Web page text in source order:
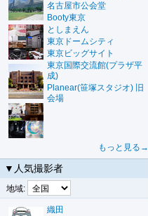
名古屋市公会堂
Booty東京
としまえん
東京ドームシティ
東京ビッグサイト
東京国際交流館(プラザ平
成)
Planear(笹塚スタジオ) 旧
会場
もっと見る→
▼人気撮影者
地域:
織田